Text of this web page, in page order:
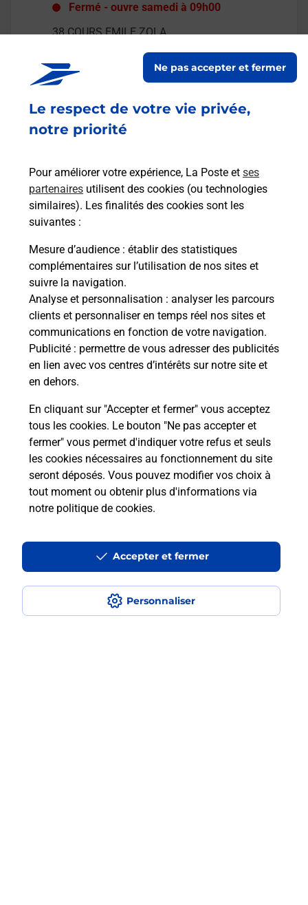
Le respect de votre vie privée,
notre priorité
Pour améliorer votre expérience, La Poste et ses
partenaires utilisent des cookies (ou technologies
similaires). Les finalités des cookies sont les
suivantes :
Mesure d’audience : établir des statistiques
complémentaires sur l’utilisation de nos sites et
suivre la navigation.
Analyse et personnalisation : analyser les parcours
clients et personnaliser en temps réel nos sites et
communications en fonction de votre navigation.
Publicité : permettre de vous adresser des publicités
en lien avec vos centres d’intérêts sur notre site et
en dehors.
En cliquant sur "Accepter et fermer" vous acceptez
tous les cookies. Le bouton "Ne pas accepter et
fermer" vous permet d'indiquer votre refus et seuls
les cookies nécessaires au fonctionnement du site
seront déposés. Vous pouvez modifier vos choix à
tout moment ou obtenir plus d'informations via
notre politique de cookies.
Personnaliser
Ne pas accepter et fermer
Accepter et fermer
Fermé -ouvre samedi à 09h00
38 COURS EMILE ZOLA
En savoir plus
Malin !
La Poste
en ligne
Ouvert 24h/24
Recherchez un autre point de contact
Questions fréquemment posées
Quel réseau utilise La Poste Mobile ?
Est-ce que je peux garder mon
numéro de mobile gratuitement ?
Est-ce que je peux utiliser mon forfait
à l’étranger avec La Poste Mobile ?